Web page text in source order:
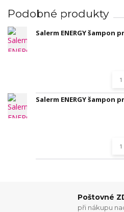
Podobné produkty
Salerm ENERGY šampon
Salerm ENERGY šampon
Poštovné
při nákupu